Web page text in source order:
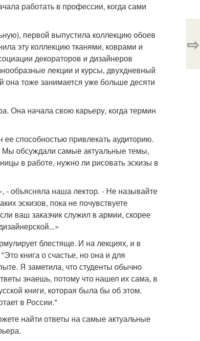
работать в профессии, когда сами
первой выпустила коллекцию обоев
эту коллекцию тканями, коврами и
декораторов и дизайнеров
лекции и курсы, двухдневный
она тоже занимается уже больше десяти
Она начала свою карьеру, когда термин
способностью привлекать аудиторию.
Мы обсуждали самые актуальные темы,
в работе, нужно ли рисовать эскизы в
- объясняла наша лектор. - Не называйте
эскизов, пока не почувствуете
ваш заказчик служил в армии, скорее
блестяще. И на лекциях, и в
книга о счастье, но она и для
Я заметила, что студенты обычно
знаешь, потому что нашел их сама, в
книги, которая была бы об этом.
в России."
найти ответы на самые актуальные
⇨